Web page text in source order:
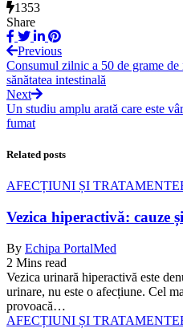
1353
Share
Previous
Consumul zilnic a 50 de grame
sănătatea intestinală
Next
Un studiu amplu arată care este
fumat
Related posts
AFECȚIUNI ȘI TRATAMENTE
Vezica hiperactivă: cauze
By Echipa PortalMed
2 Mins read
Vezica urinară hiperactivă este
urinare, nu este o afecțiune. Cel
provoacă…
AFECȚIUNI ȘI TRATAMENTE